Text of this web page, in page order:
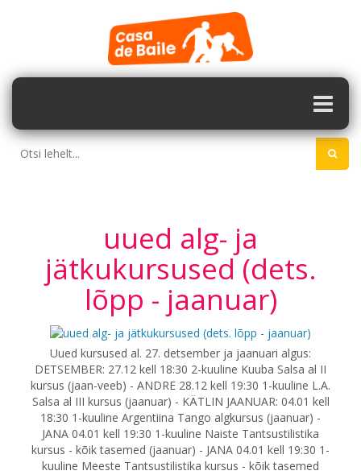
uued alg- ja
jätkukursused (dets.
lõpp - jaanuar)
Uued kursused al. 27. detsember ja jaanuari algus:
DETSEMBER: 27.12 kell 18:30 2-kuuline Kuuba Salsa al II
kursus (jaan-veeb) - ANDRE 28.12 kell 19:30 1-kuuline L.A.
Salsa al III kursus (jaanuar) - KÄTLIN JAANUAR: 04.01 kell
18:30 1-kuuline Argentiina Tango algkursus (jaanuar) -
JANA 04.01 kell 19:30 1-kuuline Naiste Tantsustilistika
kursus - kõik tasemed (jaanuar) - JANA 04.01 kell 19:30 1-
kuuline Meeste Tantsustilistika kursus - kõik tasemed